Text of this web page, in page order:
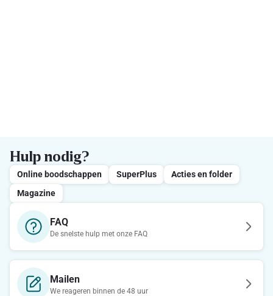
Hulp nodig?
Online boodschappen SuperPlus
Acties en folder
Magazine
FAQ
De snelste hulp met onze FAQ
Mailen
We reageren binnen de 48 uur